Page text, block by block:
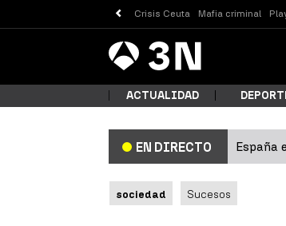
Crisis Ceuta Mafia criminal
Antena
3 Noticias
ACTUALIDAD
EN DIRECTO España
sociedad Sucesos